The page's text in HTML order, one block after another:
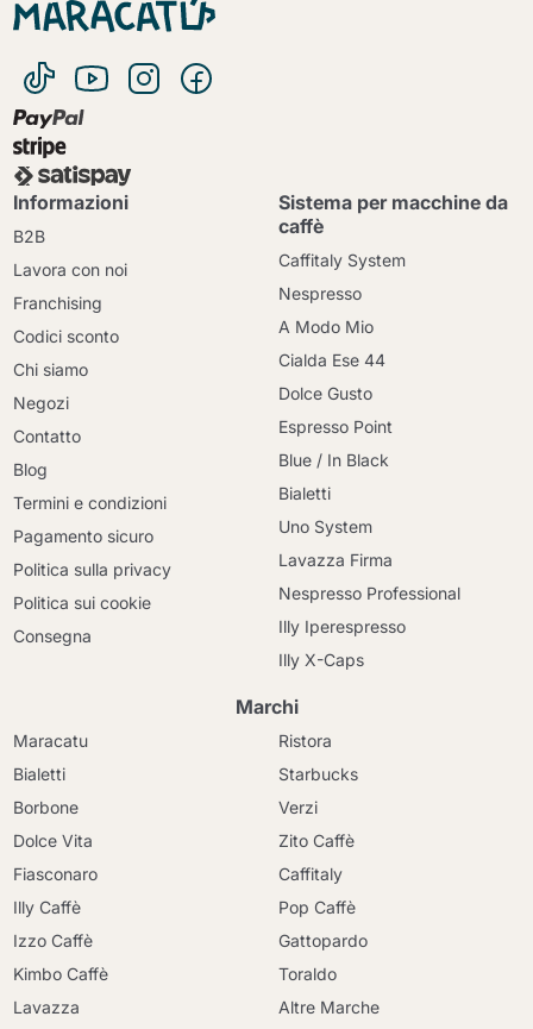
Informazioni
B2B
Lavora con noi
Franchising
Codici sconto
Chi siamo
Negozi
Contatto
Blog
Termini e condizioni
Pagamento sicuro
Politica sulla privacy
Politica sui cookie
Consegna
Sistema per macchine da
caffè
Caffitaly System
Nespresso
A Modo Mio
Cialda Ese 44
Dolce Gusto
Espresso Point
Blue / In Black
Bialetti
Uno System
Lavazza Firma
Nespresso Professional
Illy Iperespresso
Illy X-Caps
Marchi
Maracatu
Bialetti
Borbone
Dolce Vita
Fiasconaro
Illy Caffè
Izzo Caffè
Kimbo Caffè
Lavazza
Ristora
Starbucks
Verzi
Zito Caffè
Caffitaly
Pop Caffè
Gattopardo
Toraldo
Altre Marche